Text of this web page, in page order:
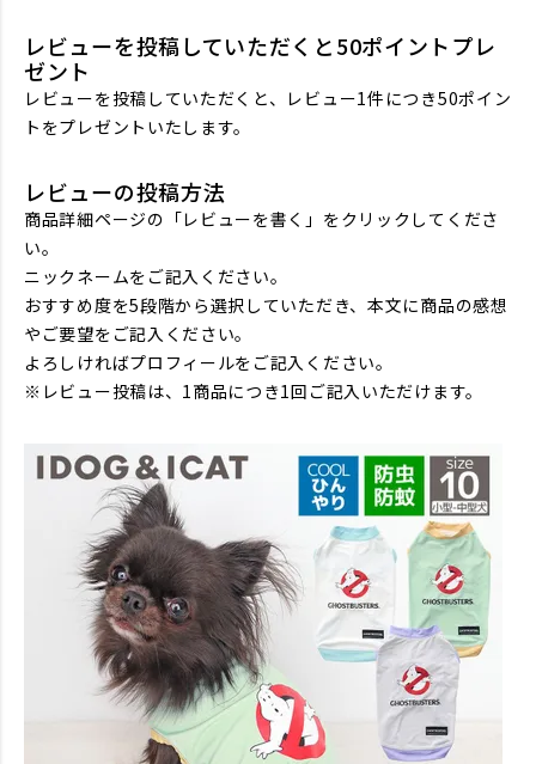
レビューを投稿していただくと50ポイントプレ
ゼント
レビューを投稿していただくと、レビュー1件につき50ポイン
トをプレゼントいたします。
レビューの投稿方法
商品詳細ページの「レビューを書く」をクリックしてくださ
い。
ニックネームをご記入ください。
おすすめ度を5段階から選択していただき、本文に商品の感想
やご要望をご記入ください。
よろしければプロフィールをご記入ください。
※レビュー投稿は、1商品につき1回ご記入いただけます。